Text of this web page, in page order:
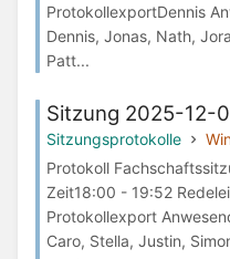
ProtokollexportDennis
Dennis, Jonas, Nath,
Patt...
Sitzung 2025-12-
Sitzungsprotokolle
Protokoll
Zeit18:00 - 19:52
Protokollexport
Caro, Stella, Justin,